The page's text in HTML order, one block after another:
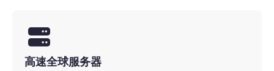
高速全球服务器